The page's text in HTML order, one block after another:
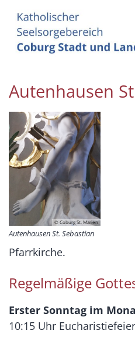
Autenhausen
© Coburg St. Marien
Autenhausen St. Sebastian
Pfarrkirche.
Regelmäßige
Erster Sonntag im
10:15 Uhr Eucharistiefeier